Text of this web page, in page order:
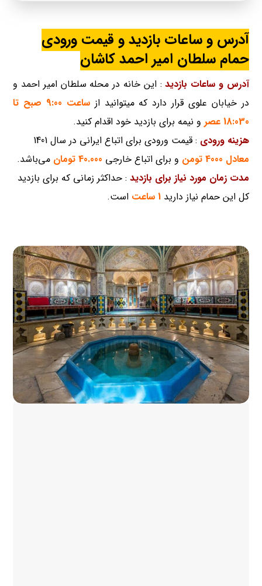
آدرس و ساعات بازدید و قیمت ورودی
حمام سلطان امیر احمد کاشان
آدرس و ساعات بازدید: این خانه در محله سلطان امیر احمد و
در خیابان علوی قرار دارد که میتوانید از
ساعت 9:00 صبح تا
18:030 عصر
و نیمه برای بازدید خود اقدام کنید.
هزینه ورودی : قیمت ورودی برای اتباع ایرانی در سال 1401
معادل 4000 تومن
و برای اتباع خارجی
می‌باشد.
مدت زمان مورد نیاز برای بازدید : حداکثر زمانی که برای بازدید
کل این حمام نیاز دارید 1 ساعت است.